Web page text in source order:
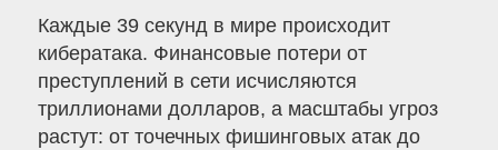
Каждые 39 секунд в мире происходит
кибератака. Финансовые потери от
преступлений в сети исчисляются
триллионами долларов, а масштабы угроз
растут: от точечных фишинговых атак до